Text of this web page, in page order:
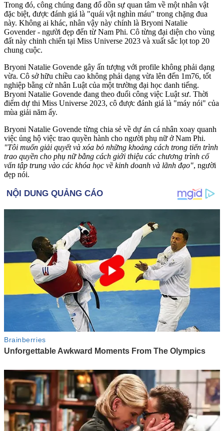
Trong đó, công chúng đang đổ dồn sự quan tâm về một nhân vật
đặc biệt, được đánh giá là "quái vật nghìn máu" trong chặng đua
này. Không ai khác, nhân vậy này chính là Bryon‌ּi Natalie
Govender - người đẹp đến từ Nam Phi. Cô từng đại diện cho vùng
đất này chinh chiến tại Miss Universe 2023 và xuất sắc lọt top 20
chung cuộc.
Bryon‌ּi Natalie Govende gây ấn tượng với profile không phải dạng
vừa. Cô sở hữu chiều cao không phải dạng vừa lên đến 1m76, tốt
nghiệp bằng cử nhân Luật của một trường đại học danh tiếng.
Bryon‌ּi Natalie Govende đang theo đuổi công việc Luật sư. Thời
điểm dự thi Miss Universe 2023, cô được đánh giá là "máy nói" của
mùa giải năm ấy.
Bryon‌ּi Natalie Govende từng chia sẻ về dự án cá nhân xoay quanh
việc ủng hộ việc trao quyền hành cho người phụ nữ ở Nam Phi.
"Tôi muốn giải quyết và xóa bỏ những khoảng cách trong tiến trình
trao quyền cho phụ nữ bằng cách giới thiệu các chương trình cố
vấn tập trung vào các khóa học về kinh doanh và lãnh đạo", người
đẹp nói.